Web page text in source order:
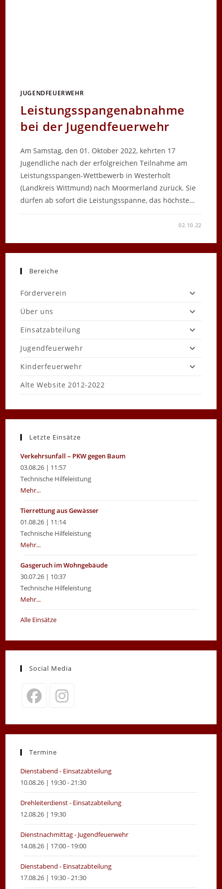
JUGENDFEUERWEHR
Leistungsspangenabnahme
bei der Jugendfeuerwehr
Am Samstag, den 01. Oktober 2022, kehrten 17
Jugendliche nach der erfolgreichen Teilnahme am
Leistungsspangen-Wettbewerb in Westerholt
(Landkreis Wittmund) nach Moormerland zurück. Sie
dürfen ab sofort die Leistungsspanne, das höchste…
DER
02.10.22
Bereiche
Förderverein
Über uns
Einsatzabteilung
Jugendfeuerwehr
Kinderfeuerwehr
Alte Website 2012-2022
Letzte Einsätze
Verkehrsunfall – PKW gegen Baum
03.08.26 | 11:57
Technische Hilfeleistung
Mehr...
Tierrettung aus Gewässer
01.08.26 | 11:14
Technische Hilfeleistung
Mehr...
Gasgeruch im Wohngebäude
30.07.26 | 10:37
Technische Hilfeleistung
Mehr...
Alle Einsätze
Social Media
in
new
in
new
Termine
Dienstabend - Einsatzabteilung
10.08.26 | 19:30 - 21:30
Drehleiterdienst - Einsatzabteilung
12.08.26 | 19:30
Dienstnachmittag - Jugendfeuerwehr
14.08.26 | 17:00 - 19:00
Dienstabend - Einsatzabteilung
17.08.26 | 19:30 - 21:30